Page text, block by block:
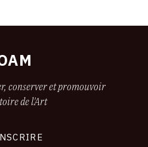
conserver et promouvoir
de l'Art